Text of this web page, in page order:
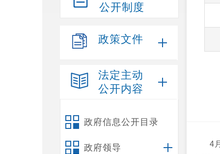
公开制度
政策文件
法定主动
公开内容
政府信息公开目录
政府领导
4